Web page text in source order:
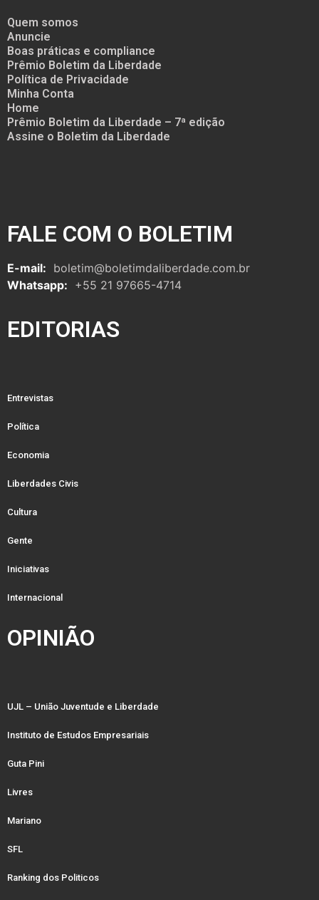
Quem somos
Anuncie
Boas práticas e compliance
Prêmio Boletim da Liberdade
Política de Privacidade
Minha Conta
Home
Prêmio Boletim da Liberdade – 7ª edição
Assine o Boletim da Liberdade
FALE COM O BOLETIM
E-mail: boletim@boletimdaliberdade.com.br
Whatsapp: +55 21 97665-4714
EDITORIAS
Entrevistas
Política
Economia
Liberdades Civis
Cultura
Gente
Iniciativas
Internacional
OPINIÃO
UJL – União Juventude e Liberdade
Instituto de Estudos Empresariais
Guta Pini
Livres
Mariano
SFL
Ranking dos Politicos